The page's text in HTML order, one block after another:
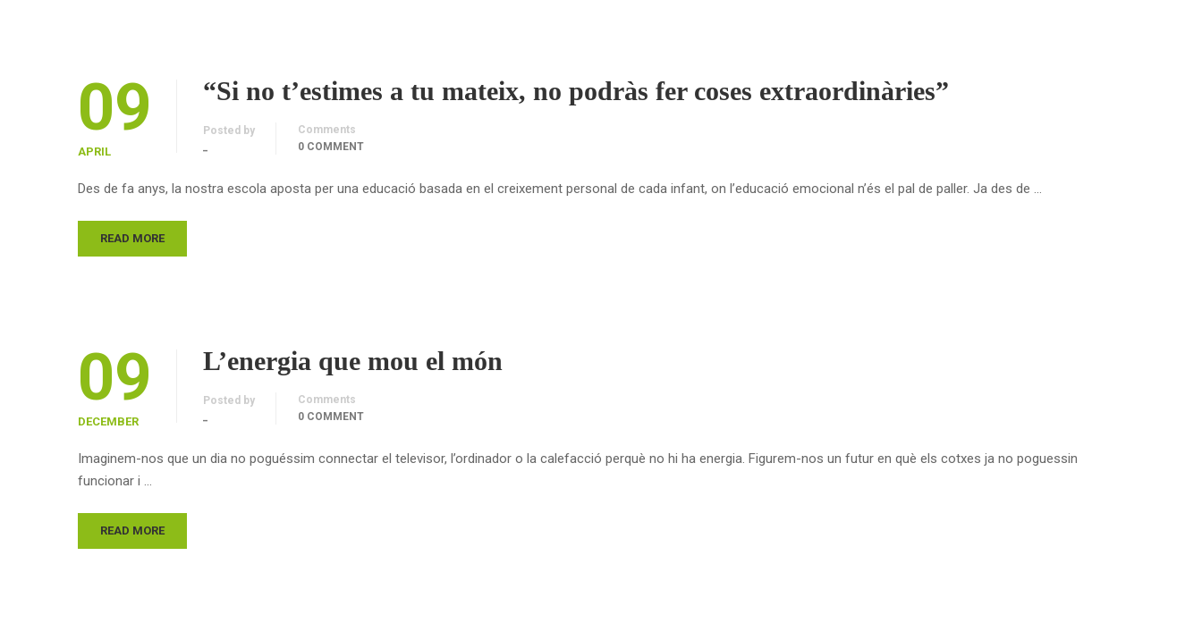
09
APRIL
“Si no t’estimes a tu mateix, no podràs fer coses extraordinàries”
Posted by
Comments
0 COMMENT
Des de fa anys, la nostra escola aposta per una educació basada en el creixement personal de cada infant, on l’educació emocional n’és el pal de paller. Ja des de …
READ MORE
09
DECEMBER
L’energia que mou el món
Posted by
Comments
0 COMMENT
Imaginem-nos que un dia no poguéssim connectar el televisor, l’ordinador o la calefacció perquè no hi ha energia. Figurem-nos un futur en què els cotxes ja no poguessin
funcionar i …
READ MORE